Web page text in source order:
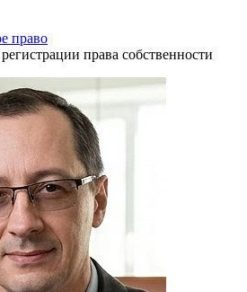
право
права собственности